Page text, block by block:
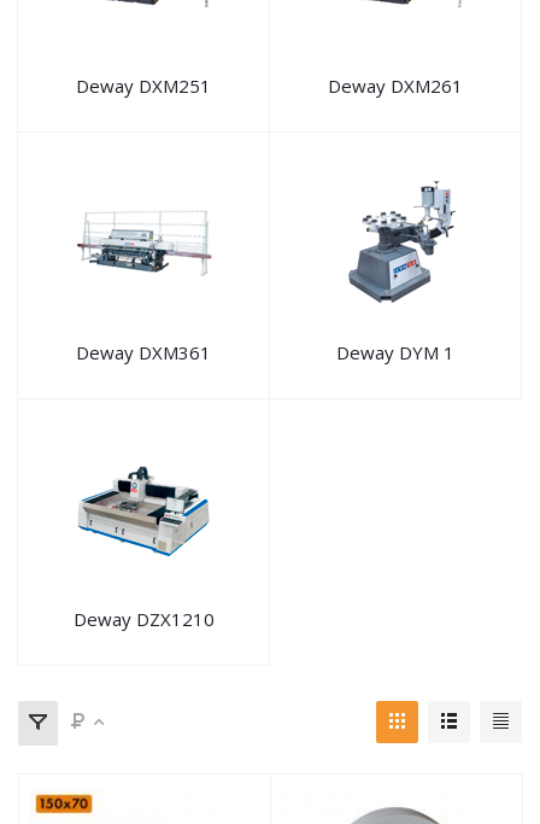
Deway DXM251 Deway DXM261
Deway DXM361 Deway DYM 1
Deway DZX1210